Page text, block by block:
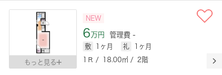
もっと見る
NEW
6万円 管理費 -
敷 1ヶ月 礼
1ヶ月
1Ｒ / 18.00㎡ / 2階